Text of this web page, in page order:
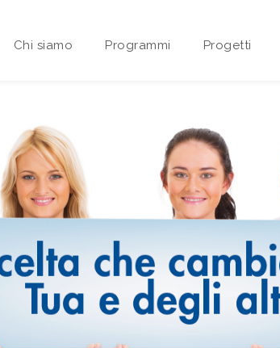
Chi siamo
Area riservata Sedi Territoriali
Programmi Progetti